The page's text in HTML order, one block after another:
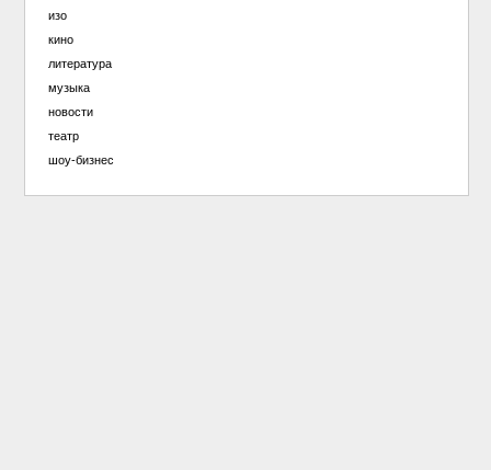
изо
кино
литература
музыка
новости
театр
шоу-бизнес